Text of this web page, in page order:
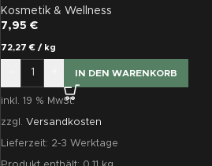
Kosmetik & Wellness
7,95 €
72,27€ / kg
IN DEN WARENKORB
inkl. 19 % MwSt.
zzgl. Versandkosten
Lieferzeit: 2-3 Werktage